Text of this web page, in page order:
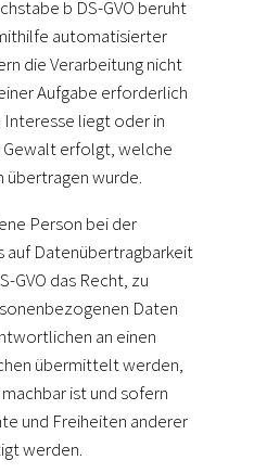
b DS-GVO beruht
automatisierter
die Verarbeitung nicht
Aufgabe erforderlich
liegt oder in
erfolgt, welche
wurde.
Person bei der
auf Datenübertragbarkeit
GVO das Recht, zu
Daten
an einen
übermittelt werden,
ist und sofern
und Freiheiten anderer
werden.